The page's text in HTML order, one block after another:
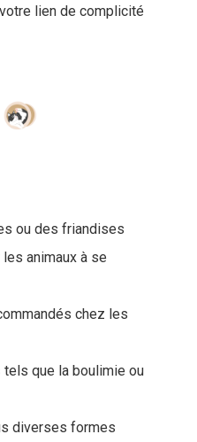
lien de complicité
ou des friandises
animaux à se
chez les
tels que la boulimie ou
diverses formes